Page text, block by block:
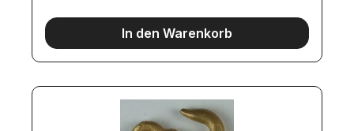
In den Warenkorb